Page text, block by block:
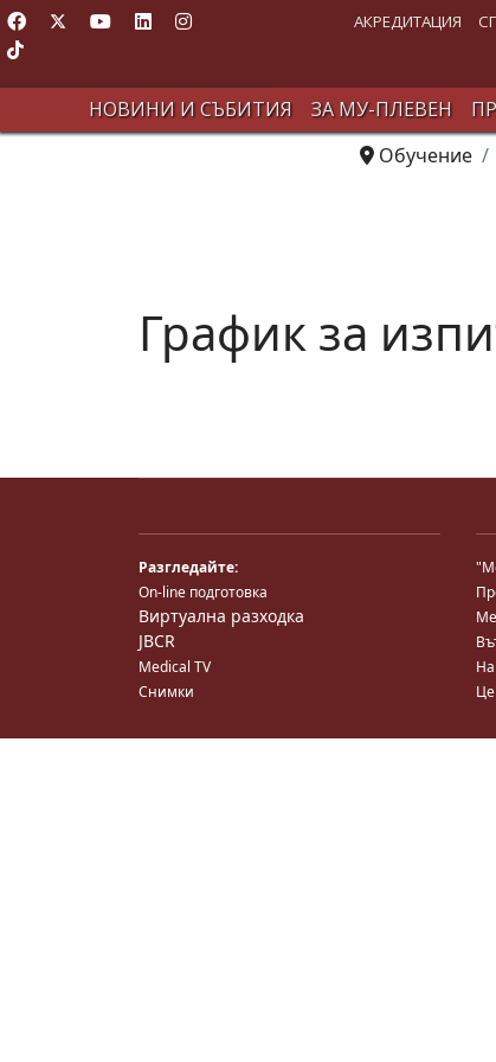
АКРЕДИТАЦИЯ
НОВИНИ И СЪБИТИЯ ЗА МУ-ПЛЕВЕН
Обучение
График за
Разгледайте:
On-line подготовка
Виртуална разходка
JBCR
Medical TV
Снимки